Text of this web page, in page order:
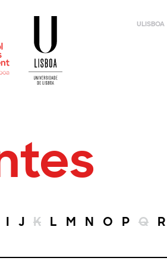
ULISBOA
I J K L M N O P Q R